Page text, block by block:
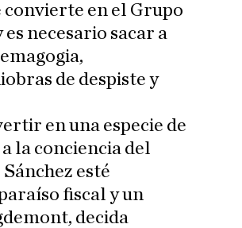
convierte en el Grupo
necesario sacar a
de despiste y
en una especie de
la conciencia del
esté
fiscal y un
decida